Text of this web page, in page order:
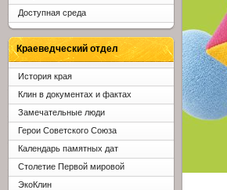
Доступная среда
Краеведческий отдел
История края
Клин в документах и фактах
Замечательные люди
Герои Советского Союза
Календарь памятных дат
Столетие Первой мировой
ЭкоКлин